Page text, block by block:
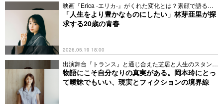
映画『Erica -エリカ-』がくれた変化とは？素顔で語る近
況も
「人生をより豊かなものにしたい」林芽亜里が探
求する20歳の青春
2026.05.19 18:00
出演舞台『トランス』と通じ合えた芝居と人生のスタンス
とは
物語にこそ自分なりの真実がある。岡本玲にとっ
て曖昧でもいい、現実とフィクションの境界線